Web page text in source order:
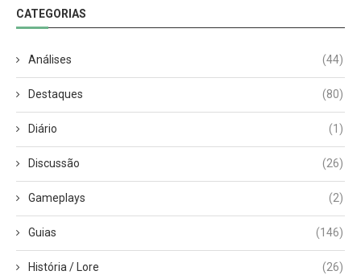
CATEGORIAS
Análises (44)
Destaques (80)
Diário (1)
Discussão (26)
Gameplays (2)
Guias (146)
História / Lore (26)